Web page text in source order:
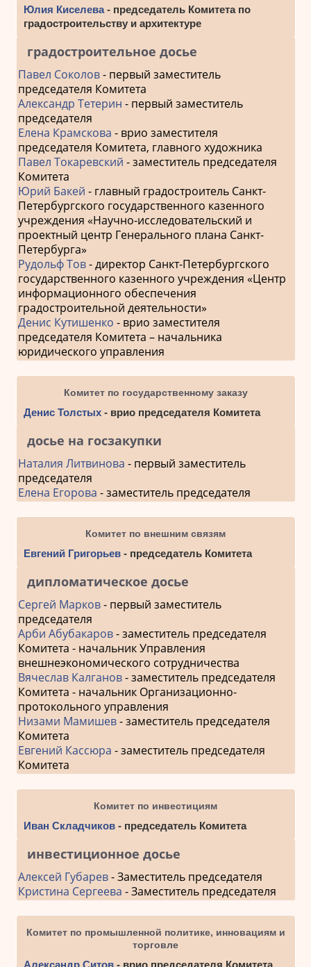
Юлия Киселева- председатель Комитета по
градостроительству и архитектуре
градостроительное досье
Павел Соколов- первый заместитель
председателя Комитета
Александр Тетерин - первый заместитель
председателя
Елена Крамскова - врио заместителя
председателя Комитета, главного художника
Павел Токаревский - заместитель председателя
Комитета
Юрий Бакей - главный градостроитель Санкт-
Петербургского государственного казенного
учреждения «Научно-исследовательский и
проектный центр Генерального плана Санкт-
Петербурга»
Рудольф Тов- директор Санкт-Петербургского
государственного казенного учреждения «Центр
информационного обеспечения
градостроительной деятельности»
Денис Кутишенко - врио заместителя
председателя Комитета – начальника
юридического управления
Комитет по государственному заказу
Денис Толстых- врио председателя Комитета
досье на госзакупки
Наталия Литвинова - первый заместитель
председателя
Елена Егорова - заместитель председателя
Комитет по внешним связям
Евгений Григорьев- председатель Комитета
дипломатическое досье
Сергей Марков- первый заместитель
председателя
Арби Абубакаров- заместитель председателя
Комитета - начальник Управления
внешнеэкономического сотрудничества
Вячеслав Калганов- заместитель председателя
Комитета - начальник Организационно-
протокольного управления
Низами Мамишев- заместитель председателя
Комитета
Евгений Кассюра - заместитель председателя
Комитета
Комитет по инвестициям
Иван Складчиков- председатель Комитета
инвестиционное досье
Алексей Губарев- Заместитель председателя
Кристина Сергеева - Заместитель председателя
Комитет по промышленной политике, инновациям и
торговле
Александр Ситов- врио председателя Комитета